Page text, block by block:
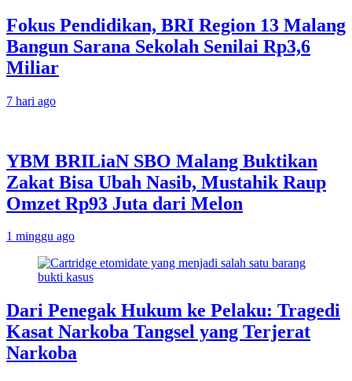
Fokus Pendidikan, BRI Region 13 Malang
Bangun Sarana Sekolah Senilai Rp3,6
Miliar
7 hari ago
YBM BRILiaN SBO Malang Buktikan
Zakat Bisa Ubah Nasib, Mustahik Raup
Omzet Rp93 Juta dari Melon
1 minggu ago
Dari Penegak Hukum ke Pelaku: Tragedi
Kasat Narkoba Tangsel yang Terjerat
Narkoba